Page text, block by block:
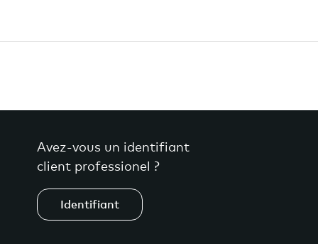
Avez-vous un identifiant
client professionel ?
Identifiant